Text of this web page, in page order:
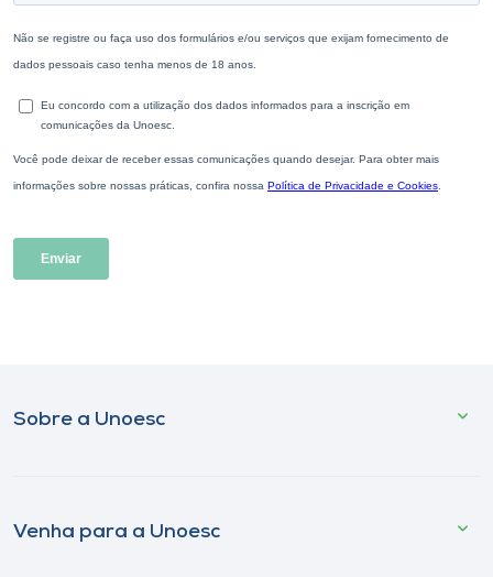
Sobre a Unoesc
Venha para a Unoesc